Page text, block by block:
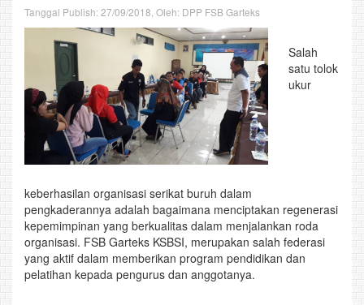
Tanggal Publish: 27/09/2018, Oleh: DPP FSB Garteks
Salah
satu tolok
ukur
keberhasilan organisasi serikat buruh dalam
pengkaderannya adalah bagaimana menciptakan regenerasi
kepemimpinan yang berkualitas dalam menjalankan roda
organisasi. FSB Garteks KSBSI, merupakan salah federasi
yang aktif dalam memberikan program pendidikan dan
pelatihan kepada pengurus dan anggotanya.